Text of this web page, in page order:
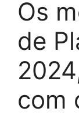
Os
de
com